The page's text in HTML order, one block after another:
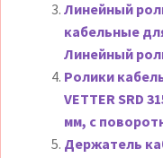
Линейный
кабельные
Линейный
Ролики
VETTER SRD
мм, с
Держатель